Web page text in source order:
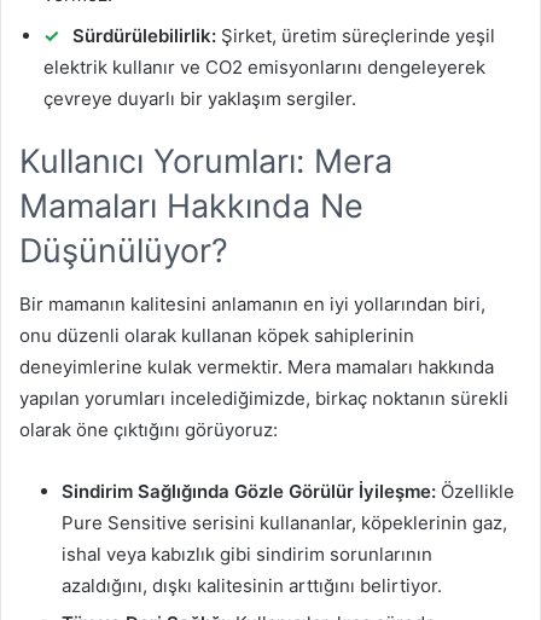
Sürdürülebilirlik: Şirket, üretim süreçlerinde yeşil
elektrik kullanır ve CO2 emisyonlarını dengeleyerek
çevreye duyarlı bir yaklaşım sergiler.
Kullanıcı Yorumları: Mera
Mamaları Hakkında Ne
Düşünülüyor?
Bir mamanın kalitesini anlamanın en iyi yollarından biri,
onu düzenli olarak kullanan köpek sahiplerinin
deneyimlerine kulak vermektir. Mera mamaları hakkında
yapılan yorumları incelediğimizde, birkaç noktanın sürekli
olarak öne çıktığını görüyoruz:
Sindirim Sağlığında Gözle Görülür İyileşme: Özellikle
Pure Sensitive serisini kullananlar, köpeklerinin gaz,
ishal veya kabızlık gibi sindirim sorunlarının
azaldığını, dışkı kalitesinin arttığını belirtiyor.